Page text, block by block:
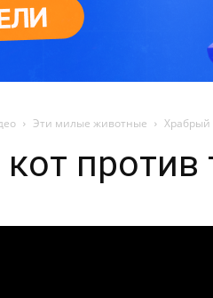
Эти милые животные Храбрый
против